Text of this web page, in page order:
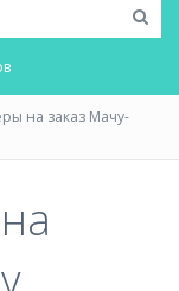
на заказ Мачу-